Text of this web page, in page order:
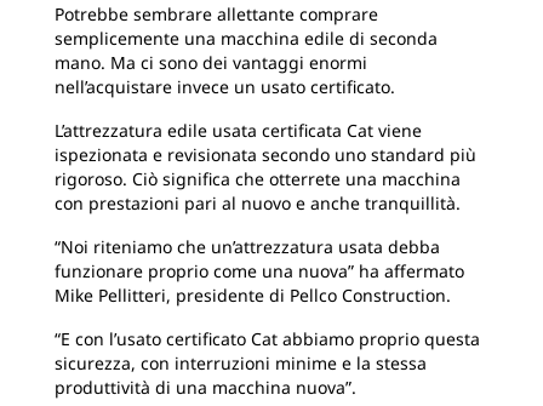
Potrebbe sembrare allettante comprare
semplicemente una macchina edile di seconda
mano. Ma ci sono dei vantaggi enormi
nell’acquistare invece un usato certificato.
L’attrezzatura edile usata certificata Cat viene
ispezionata e revisionata secondo uno standard più
rigoroso. Ciò significa che otterrete una macchina
con prestazioni pari al nuovo e anche tranquillità.
“Noi riteniamo che un’attrezzatura usata debba
funzionare proprio come una nuova” ha affermato
Mike Pellitteri, presidente di Pellco Construction.
“E con l’usato certificato Cat abbiamo proprio questa
sicurezza, con interruzioni minime e la stessa
produttività di una macchina nuova”.